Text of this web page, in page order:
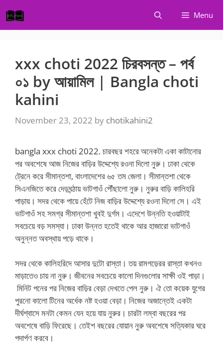
to
content
Menu
xxx choti 2022 চিরবসন্ত – পর্ব
০১ by আয়ামিল | Bangla choti
kahini
November 23, 2022 by chotikahini2
bangla xxx choti 2022. চারবছর শহরে অনেকটা একা কাটানোর
পর অবশেষে আজ নিজের বাড়ির উদ্দেশ্যে রওনা দিলো নুরু। ঢাকা থেকে
ট্রেনে করে সীমান্তশা, বাংলাদেশের ৬৫ তম জেলা। সীমান্তশা থেকে
সিএনজিতে করে দেড়ঘন্ঠায় ভাটগাওঁ পৌঁছালো নুরু। নুরুর বাড়ি কালিহরি
পাড়ায়। সদর থেকে পায়ে হেঁটে নিজ বাড়ির উদ্দেশ্যে রওনা দিলো সে। এই
ভাটগাওঁ সহ সমগ্র সীমান্তশা খুবই দুর্গম। এদেশে উন্নতি হওয়াটাই
সবচেয়ে বড় সমস্যা। ঢাকা উন্নত হতেই থাকে আর হাজারো ভাটগাওঁ
অনুন্নত অবস্থায় পড়ে থাকে।
সদর থেকে কালিহরিদে আসার দুটো রাস্তা। তয় রামগড়েরর রাস্তা কখনও
মাড়াতেও চায় না নুরু। জীবনের সবচেয়ে কালো দিনগুলোর সাক্ষী ওই পাড়া।
মিনিট পনের পর নিজের বাড়ির বেড়া দেখতে পেল নুরু। ঐ তো কয়েক যুগের
পুরনো কালো টিনের অর্ধেক নষ্ট হওয়া বেড়া। নিজের অজান্তেই একটা
দীর্ঘশ্বাসে মনটা কেমন যেন হয়ে যায় নুরুর। চারটা লম্বা বছরের পর
অবশেষে বাড়ি ফিরেছে। তেইশ বছরের যোয়ান নুরু অবশেষে সত্যিকার ঘরে
পদার্পণ করবে।